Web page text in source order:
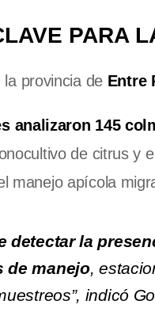
PARA
provincia de Entre
analizaron 145
de citrus y
manejo apícola
detectar la
de manejo,
indicó